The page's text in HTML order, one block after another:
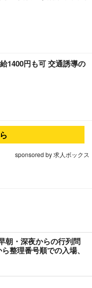
1400円も可 交通誘導の
sponsored by 求人ボックス
朝・深夜からの行列問
整理番号順での入場、